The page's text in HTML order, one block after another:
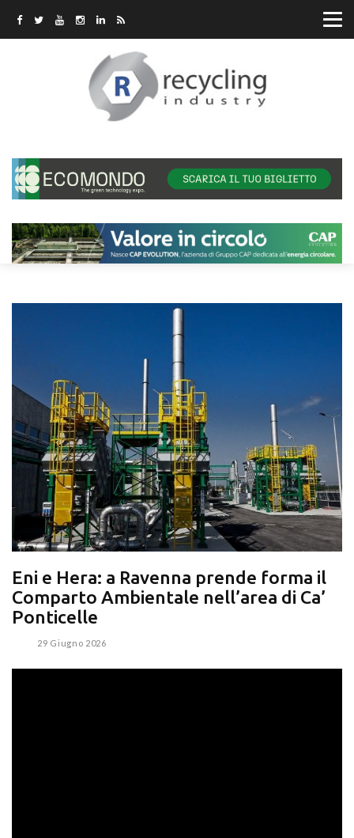
Eni e Hera: a Ravenna prende forma il
Comparto Ambientale nell’area di Ca’
Ponticelle
29 Giugno 2026